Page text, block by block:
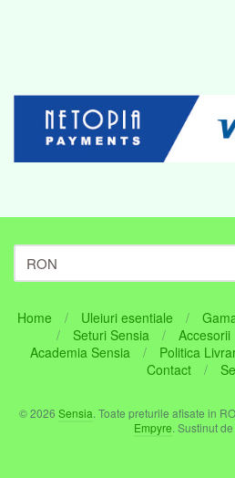
Navigare:
menu
Home / Uleiuri esentiale /
/
Seturi Sensia / Accesorii
Academia Sensia
/ Politica
Contact
/
© 2026 Sensia. Toate preturile afisate in
Empyre. Sustinut